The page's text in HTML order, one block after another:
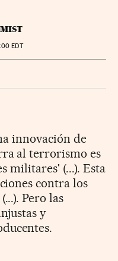
EDT
innovación de
al terrorismo es
militares' (...). Esta
contra los
Pero las
y